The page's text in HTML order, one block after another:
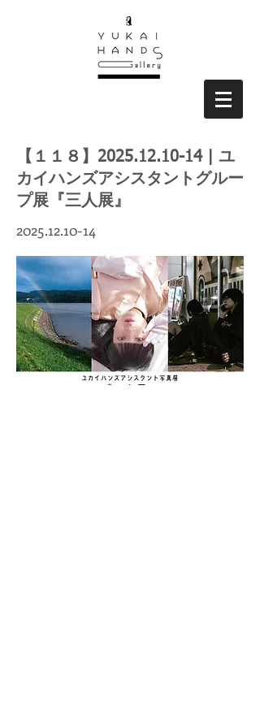
【１１８】2025.12.10-14 | ユ
カイハンズアシスタントグルー
プ展『三人展』
2025.12.10-14